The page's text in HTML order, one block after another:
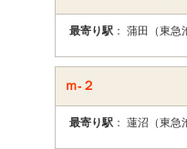
最寄り駅 ： 蒲田（東急
ｍ-２
最寄り駅 ： 蓮沼（東急